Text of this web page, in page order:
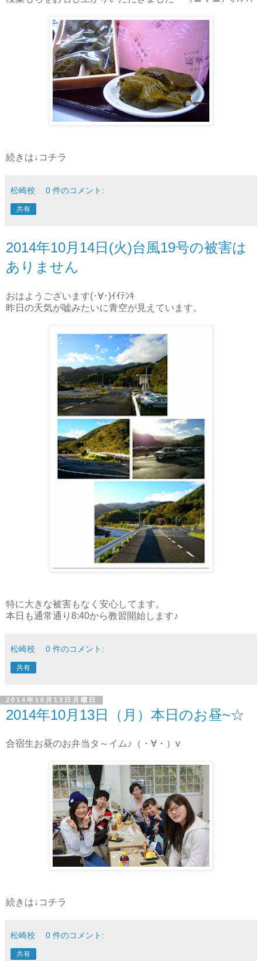
続きは↓コチラ
松崎校 0 件のコメント:
共有
2014年10月14日(火)台風19号の被害は
ありません
おはようございます(･∀･)ｲｲﾃﾝｷ
昨日の天気が嘘みたいに青空が見えています。
特に大きな被害もなく安心してます。
本日も通常通り8:40から教習開始します♪
松崎校 0 件のコメント:
共有
2014年10月13日月曜日
2014年10月13日（月）本日のお昼~☆
合宿生お昼のお弁当タ～イム♪（・∀・）v
続きは↓コチラ
松崎校 0 件のコメント:
共有